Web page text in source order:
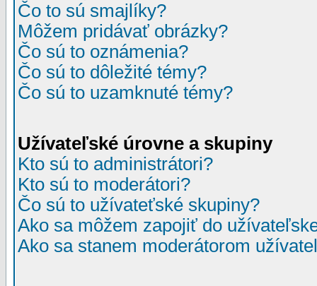
Čo to sú smajlíky?
Môžem pridávať obrázky?
Čo sú to oznámenia?
Čo sú to dôležité témy?
Čo sú to uzamknuté témy?
Užívateľské úrovne a skupiny
Kto sú to administrátori?
Kto sú to moderátori?
Čo sú to užívateťské skupiny?
Ako sa môžem zapojiť do
Ako sa stanem moderátorom